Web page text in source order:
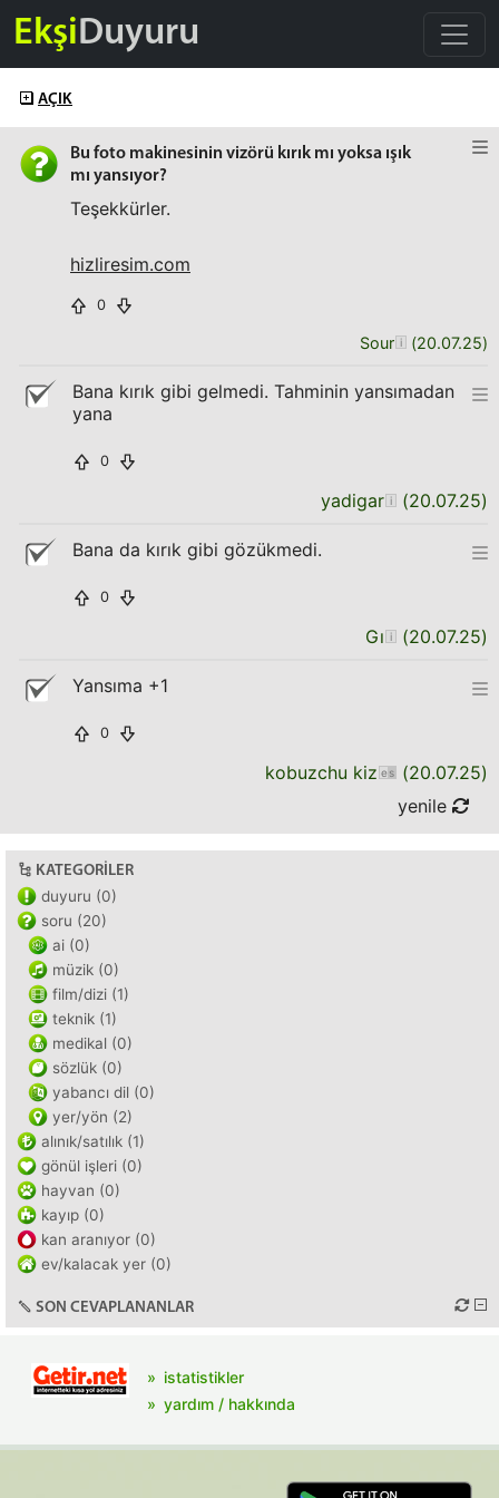
EkşiDuyuru
AÇIK
Bu foto makinesinin vizörü kırık mı yoksa ışık
mı yansıyor?
Teşekkürler.
hizliresim.com
0
Sour (20.07.25)
Bana kırık gibi gelmedi. Tahminin yansımadan
yana
0
yadigar (20.07.25)
Bana da kırık gibi gözükmedi.
0
Gı (20.07.25)
Yansıma +1
0
kobuzchu kiz (20.07.25)
yenile
KATEGORILER
duyuru (0)
soru (20)
ai (0)
müzik (0)
film/dizi (1)
teknik (1)
medikal (0)
sözlük (0)
yabancı dil (0)
yer/yön (2)
alınık/satılık (1)
gönül işleri (0)
hayvan (0)
kayıp (0)
kan aranıyor (0)
ev/kalacak yer (0)
SON CEVAPLANANLAR
istatistikler
yardım / hakkında